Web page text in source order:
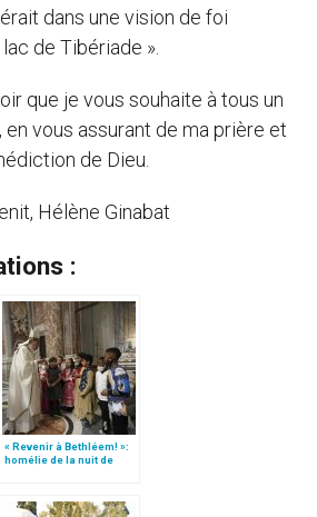
dans une vision de foi
de Tibériade ».
que je vous souhaite à tous un
vous assurant de ma prière et
de Dieu.
Hélène Ginabat
:
« Revenir à Bethléem! »:
homélie de la nuit de
Noël (texte complet)